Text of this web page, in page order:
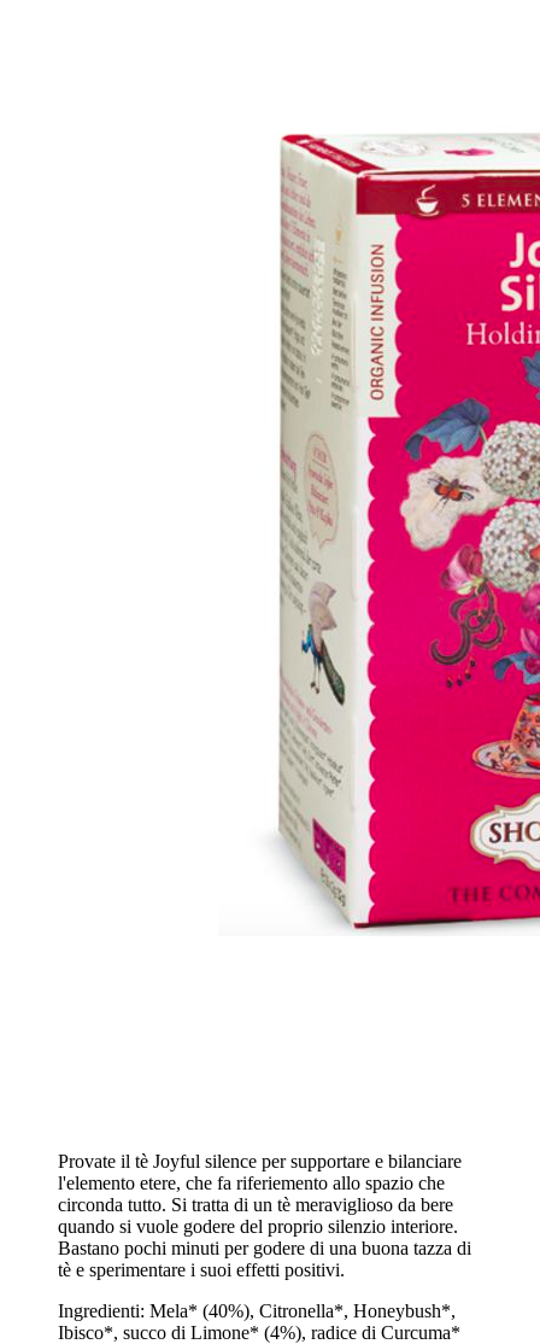
Provate il tè Joyful silence per supportare e bilanciare
l'elemento etere, che fa riferiemento allo spazio che
circonda tutto. Si tratta di un tè meraviglioso da bere
quando si vuole godere del proprio silenzio interiore.
Bastano pochi minuti per godere di una buona tazza di
tè e sperimentare i suoi effetti positivi.
Ingredienti: Mela* (40%), Citronella*, Honeybush*,
Ibisco*, succo di Limone* (4%), radice di Curcuma*